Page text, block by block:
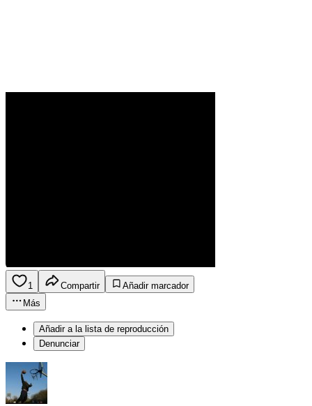
1 Compartir
Añadir marcador
Más
Añadir a la lista de reproducción
Denunciar